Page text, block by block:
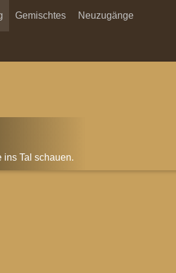
Gemischtes Neuzugänge
ins Tal schauen.